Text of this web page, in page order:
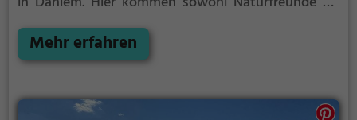
ihre Kosten.
Mehr erfahren